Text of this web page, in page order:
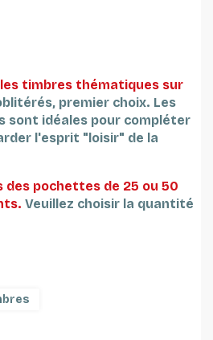
les timbres thématiques sur
premier choix. Les
sont idéales pour compléter
l'esprit "loisir" de la
des pochettes de 25 ou 50
Veuillez choisir la quantité